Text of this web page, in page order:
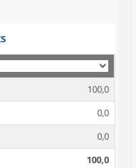
100,0
0,0
0,0
100,0